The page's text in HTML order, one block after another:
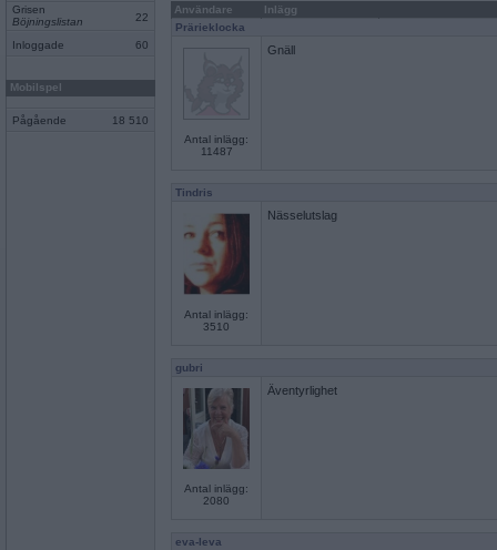
Grisen
Böjningslistan
22
Inloggade 60
Mobilspel
Pågående 18 510
Användare
Inlägg
Prärieklocka
Antal inlägg:
11487
Gnäll
Tindris
Antal inlägg:
3510
Nässelutslag
gubri
Antal inlägg:
2080
Äventyrlighet
eva-leva